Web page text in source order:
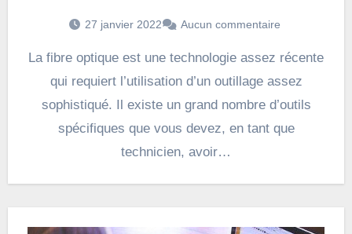
27 janvier 2022 Aucun commentaire
La fibre optique est une technologie assez récente
qui requiert l’utilisation d’un outillage assez
sophistiqué. Il existe un grand nombre d’outils
spécifiques que vous devez, en tant que
technicien, avoir…